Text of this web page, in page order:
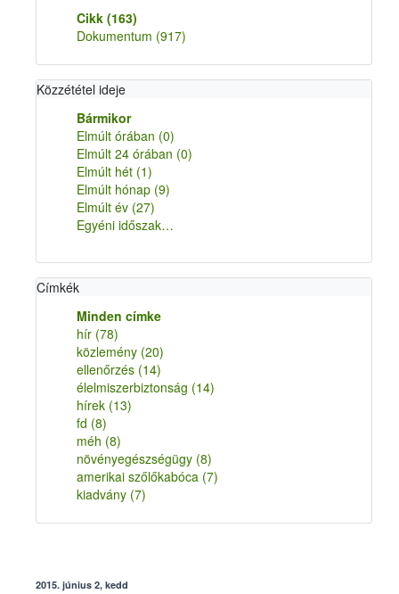
Cikk (163)
Dokumentum (917)
Közzététel ideje
Bármikor
Elmúlt órában (0)
Elmúlt 24 órában (0)
Elmúlt hét (1)
Elmúlt hónap (9)
Elmúlt év (27)
Egyéni időszak…
Címkék
Minden címke
hír (78)
közlemény (20)
ellenőrzés (14)
élelmiszerbiztonság (14)
hírek (13)
fd (8)
méh (8)
növényegészségügy (8)
amerikai szőlőkabóca (7)
kiadvány (7)
2015. június 2, kedd